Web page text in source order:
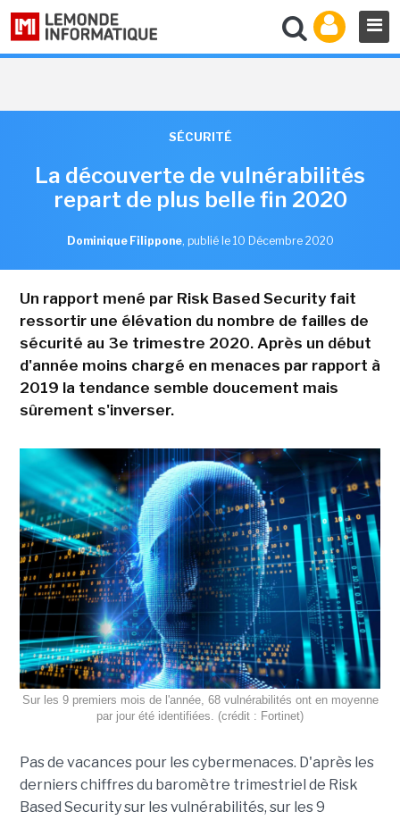
SÉCURITÉ
La découverte de vulnérabilités
repart de plus belle fin 2020
Dominique Filippone, publié le 10 Décembre 2020
Un rapport mené par Risk Based Security fait
ressortir une élévation du nombre de failles de
sécurité au 3e trimestre 2020. Après un début
d'année moins chargé en menaces par rapport à
2019 la tendance semble doucement mais
sûrement s'inverser.
Sur les 9 premiers mois de l'année, 68 vulnérabilités ont en moyenne
par jour été identifiées. (crédit : Fortinet)
Pas de vacances pour les cybermenaces. D'après les
derniers chiffres du baromètre trimestriel de Risk
Based Security sur les vulnérabilités, sur les 9